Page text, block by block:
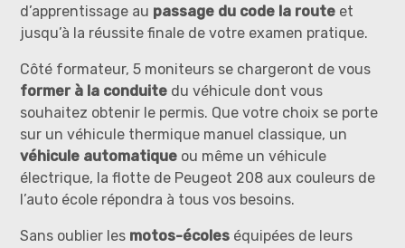
d’apprentissage au passage du code la route et
jusqu’à la réussite finale de votre examen pratique.
Côté formateur, 5 moniteurs se chargeront de vous
former à la conduite du véhicule dont vous
souhaitez obtenir le permis. Que votre choix se porte
sur un véhicule thermique manuel classique, un
véhicule automatique ou même un véhicule
électrique, la flotte de Peugeot 208 aux couleurs de
l’auto école répondra à tous vos besoins.
Sans oublier les motos-écoles équipées de leurs